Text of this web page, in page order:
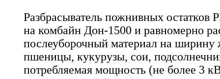
Разбрасыватель пожнивных остатков
на комбайн Дон-1500 и равномерно
послеуборочный материал на ширину
пшеницы, кукурузы, сои,
потребляемая мощность (не более 3